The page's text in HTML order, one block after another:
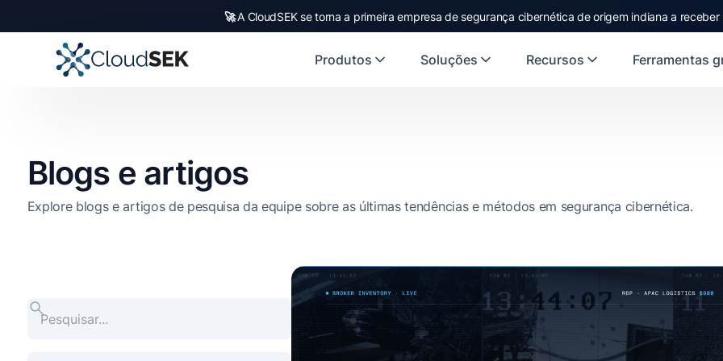
🚀A CloudSEK se torna a primeira empresa de segurança cibernética de origem indiana a
🚀CloudSEK becomes first Indian origin cybersecurity company to receive investment from
Slide 2 of 4.
Produtos
Soluções Recursos Ferramentas
Blogs e artigos
Explore blogs e artigos de pesquisa da equipe sobre as últimas tendências e métodos em segurança cibernética.